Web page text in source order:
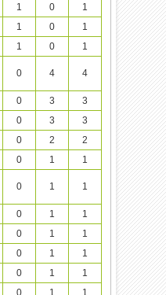
1 0
1
1 0
1
1 0 1
0 4 4
0 3
3
0 3
3
0 2
2
0 1 1
0 1 1
0 1
1
0 1
1
0 1
1
0 1
1
0 1
1